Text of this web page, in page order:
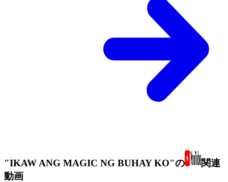
"IKAW ANG MAGIC NG BUHAY KO"の
関連
動画